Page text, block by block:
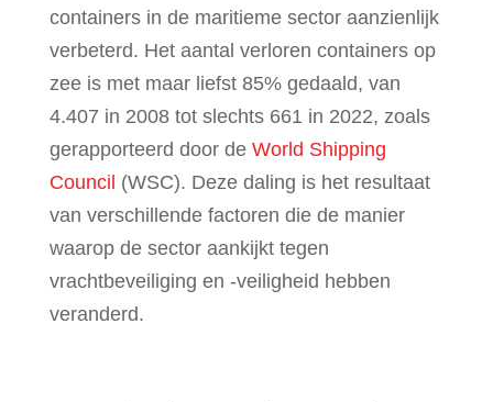
containers in de maritieme sector aanzienlijk
verbeterd. Het aantal verloren containers op
zee is met maar liefst 85% gedaald, van
4.407 in 2008 tot slechts 661 in 2022, zoals
gerapporteerd door de World Shipping
Council (WSC). Deze daling is het resultaat
van verschillende factoren die de manier
waarop de sector aankijkt tegen
vrachtbeveiliging en -veiligheid hebben
veranderd.